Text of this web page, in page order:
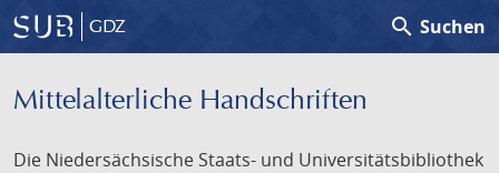
GDZ search Suchen
Mittelalterliche Handschriften
Die Niedersächsische Staats- und Universitätsbibliothek